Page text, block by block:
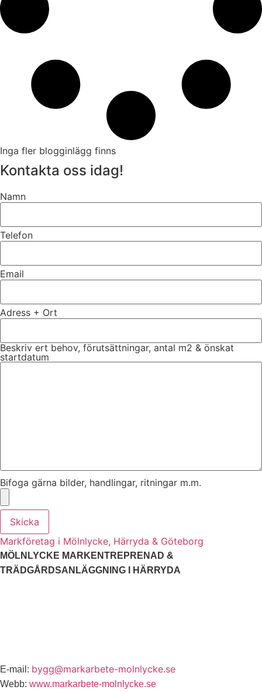
Inga fler blogginlägg finns
Kontakta oss idag!
Namn
Telefon
Email
Adress + Ort
Beskriv ert behov, förutsättningar, antal m2 & önskat
startdatum
Bifoga gärna bilder, handlingar, ritningar m.m.
Skicka
Markföretag i Mölnlycke, Härryda & Göteborg
MÖLNLYCKE MARKENTREPRENAD &
TRÄDGÅRDSANLÄGGNING I HÄRRYDA
E-mail: bygg@markarbete-molnlycke.se
Webb: www.markarbete-molnlycke.se